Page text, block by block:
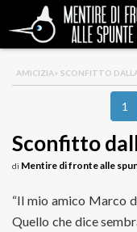
AMICIZIA> SCONFITTO
1
Sconfitto
di Mentire di fronte alle
“Il mio amico Marco
Quello che dice